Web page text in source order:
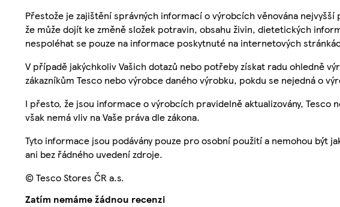
Přestože je zajištění správných informací o výrobcích věnována
že může dojít ke změně složek potravin, obsahu živin, dietetických
nespoléhat se pouze na informace poskytnuté na internetových
V případě jakýchkoliv Vašich dotazů nebo potřeby získat radu ohledně
zákazníkům Tesco nebo výrobce daného výrobku, pokdu se nejedná o
I přesto, že jsou informace o výrobcích pravidelně aktualizovány,
však nemá vliv na Vaše práva dle zákona.
Tyto informace jsou podávány pouze pro osobní použití a nemohou být
ani bez řádného uvedení zdroje.
© Tesco Stores ČR a.s.
Zatím nemáme žádnou recenzi